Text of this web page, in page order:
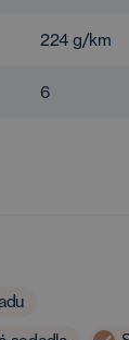
224 g/km
6